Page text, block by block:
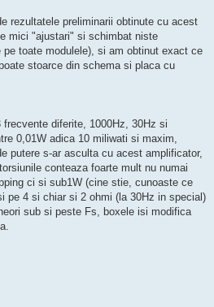
rezultatele preliminarii obtinute cu acest
mici "ajustari" si schimbat niste
toate modulele), si am obtinut exact ce
stoarce din schema si placa cu
diferite, 1000Hz, 30Hz si
0,01W adica 10 miliwati si maxim,
putere s-ar asculta cu acest amplificator,
conteaza foarte mult nu numai
ci si sub1W (cine stie, cunoaste ce
pe 4 si chiar si 2 ohmi (la 30Hz in special)
sub si peste Fs, boxele isi modifica